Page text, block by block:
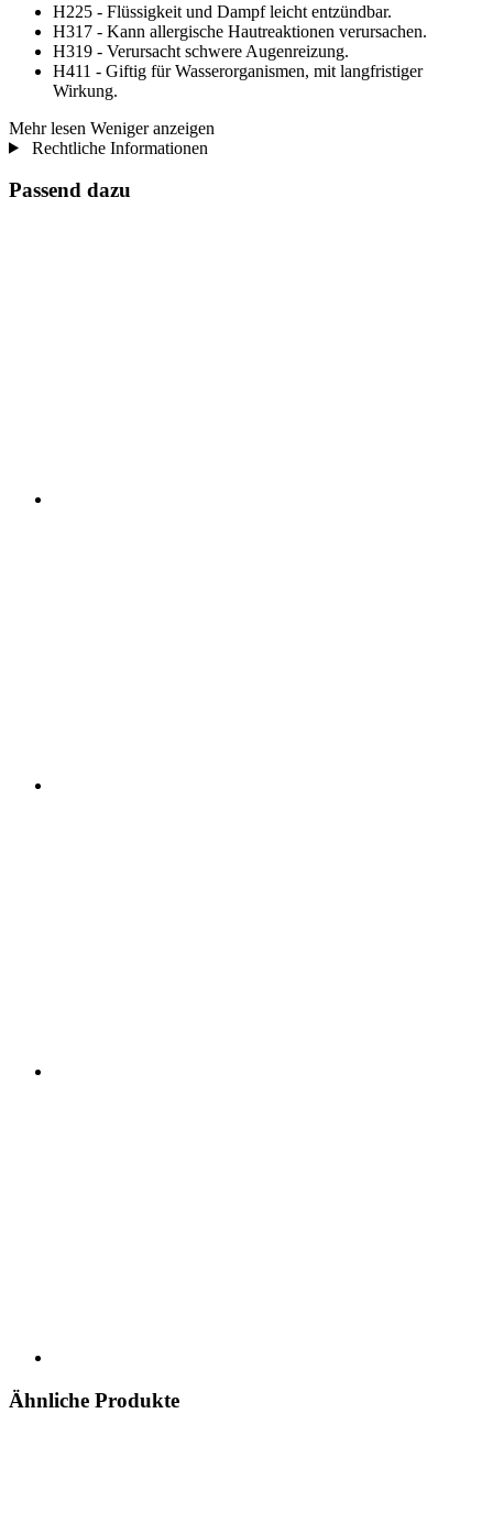
H225 - Flüssigkeit und Dampf leicht entzündbar.
H317 - Kann allergische Hautreaktionen verursachen.
H319 - Verursacht schwere Augenreizung.
H411 - Giftig für Wasserorganismen, mit langfristiger
Wirkung.
Mehr lesen Weniger anzeigen
Rechtliche Informationen
Passend dazu
Ähnliche Produkte